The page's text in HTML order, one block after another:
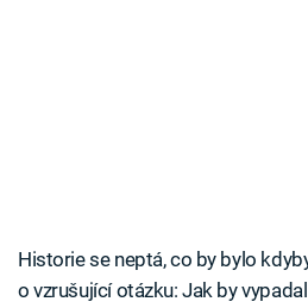
Historie se neptá, co by bylo
o vzrušující otázku: Jak by vypadal